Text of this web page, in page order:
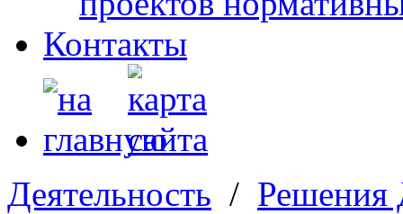
Контакты
Деятельность /